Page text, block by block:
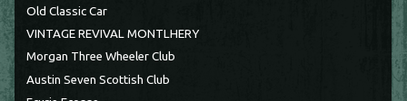
Old Classic Car
VINTAGE REVIVAL MONTLHERY
Morgan Three Wheeler Club
Austin Seven Scottish Club